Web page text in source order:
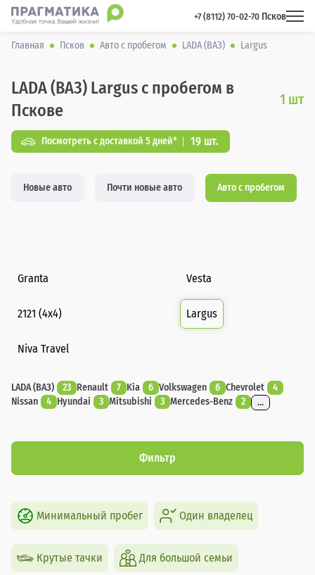
+7 (8112) 70-02-70 Псков
Главная Псков Авто с пробегом LADA (ВАЗ) Largus
LADA (ВАЗ) Largus с пробегом в
Пскове
1 шт
Посмотреть с доставкой 5 дней* 19 шт.
Новые авто Почти новые авто Авто с пробегом
Granta Vesta
2121 (4x4) Largus
Niva Travel
LADA (ВАЗ) 23 Renault 7 Kia 6 Volkswagen 6 Chevrolet
4
Nissan
4 Hyundai 3 Mitsubishi 3 Mercedes-Benz 2 ...
Фильтр
Минимальный пробег Один владелец
Крутые тачки Для большой семьи